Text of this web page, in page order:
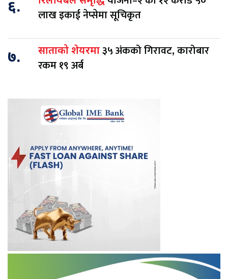
६.
लाख इकाई नेप्सेमा सूचिकृत
७. साताको शेयरमा३५ अंकको गिरावट, कारोबार
रकम १९ अर्ब